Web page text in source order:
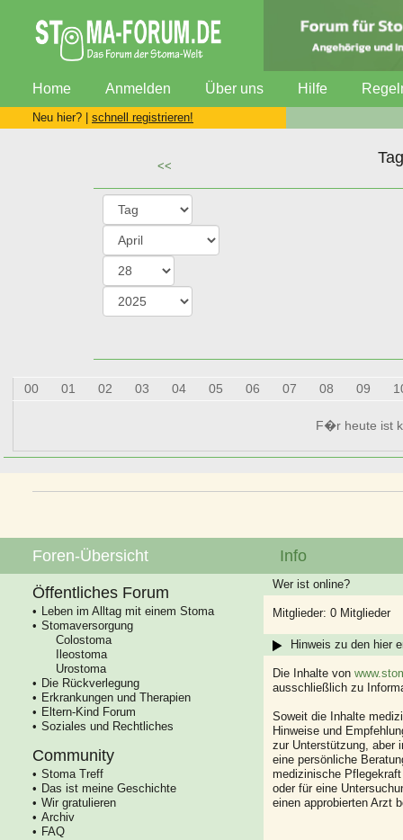
Home Anmelden Über uns Hilfe
Neu hier? | schnell registrieren!
<<
00 01 02 03 04 05 06 07 08 09
F�r heute ist
Foren-Übersicht
Öffentliches Forum
Leben im Alltag mit einem Stoma
Stomaversorgung
Colostoma
Ileostoma
Urostoma
Die Rückverlegung
Erkrankungen und Therapien
Eltern-Kind Forum
Soziales und Rechtliches
Community
Stoma Treff
Das ist meine Geschichte
Wir gratulieren
Archiv
FAQ
Info
Wer ist online?
Mitglieder: 0 Mitglieder
Hinweis zu den hier
Die Inhalte von
ausschließlich zu
Soweit die Inhalte
Hinweise und
zur Unterstützung, aber
eine persönliche
medizinische
oder für eine
einen approbierten Arzt